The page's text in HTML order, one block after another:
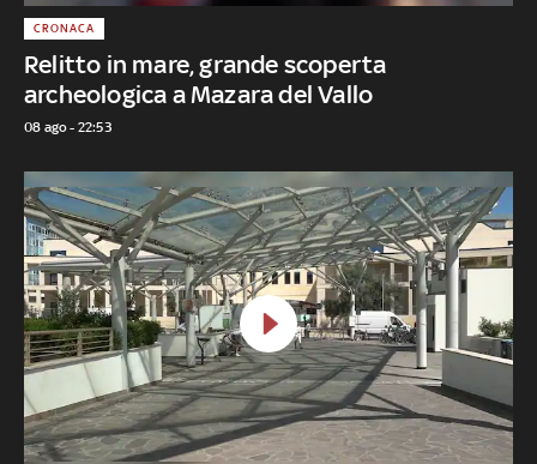
Relitto in mare, grande scoperta
archeologica a Mazara del Vallo
CRONACA
08 ago - 22:53